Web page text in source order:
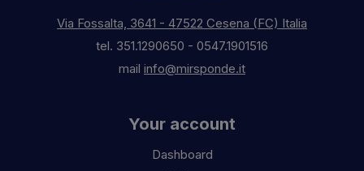
Via Fossalta, 3641 - 47522 Cesena (FC) Italia
tel. 351.1290650 - 0547.1901516
mail info@mirsponde.it
Your account
Dashboard